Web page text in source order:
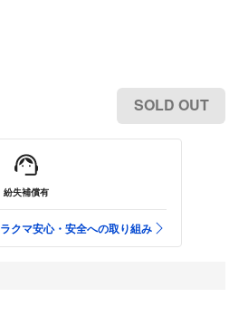
SOLD OUT
紛失補償有
ラクマ安心・安全への取り組み